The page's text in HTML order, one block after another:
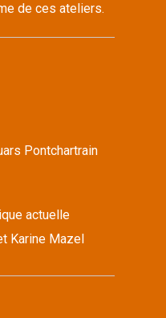
de ces ateliers.
Pontchartrain
actuelle
Karine Mazel